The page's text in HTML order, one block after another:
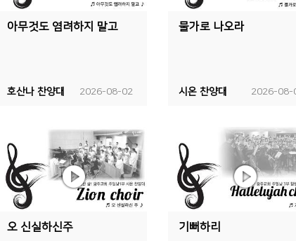
아무것도 염려하지 말고
2026-08-02
호산나 찬양대
물가로 나오라
2026-08-
시온 찬양대
오 신실하신주 기뻐하리